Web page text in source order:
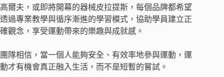
高爾夫，或即將開幕的器械皮拉提斯，每個品牌都希望
透過專業教學與循序漸進的學習模式，協助學員建立正
確觀念，享受運動帶來的樂趣與成就感。
團隊相信，當一個人能夠安全、有效率地參與運動，運
動才有機會真正融入生活，而不是短暫的嘗試。